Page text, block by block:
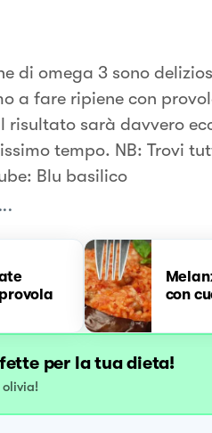
di omega 3 sono
a fare ripiene con
risultato sarà davvero
tempo. NB: Trovi
Blu basilico
con
per la tua dieta!